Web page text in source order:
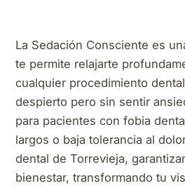
La Sedación Consciente es
te permite relajarte
cualquier procedimiento
despierto pero sin sentir
para pacientes con fobia
largos o baja tolerancia al
dental de Torrevieja,
bienestar, transformando tu